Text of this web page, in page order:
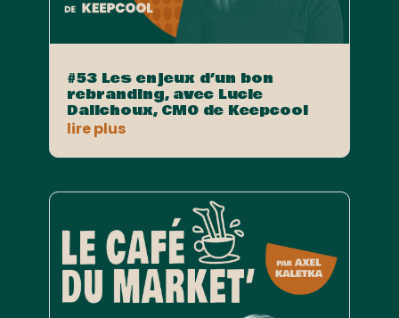
#53 Les enjeux d’un bon
rebranding, avec Lucie
Dalichoux, CMO de Keepcool
lire plus